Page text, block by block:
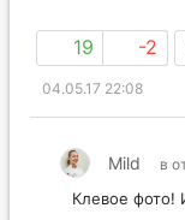
19 -2
04.05.17 22:08
Mild в
Клевое фото!